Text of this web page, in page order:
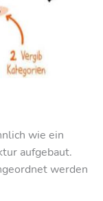
wie ein
aufgebaut.
werden